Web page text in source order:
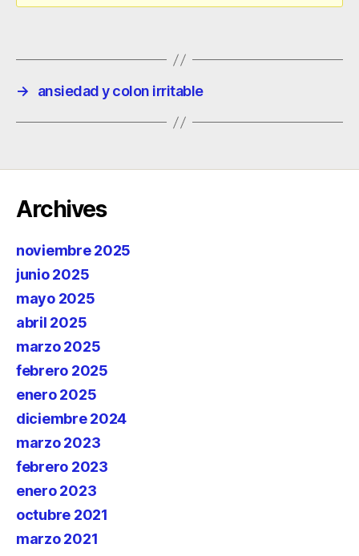
→ ansiedad y colon irritable
Archives
noviembre 2025
junio 2025
mayo 2025
abril 2025
marzo 2025
febrero 2025
enero 2025
diciembre 2024
marzo 2023
febrero 2023
enero 2023
octubre 2021
marzo 2021